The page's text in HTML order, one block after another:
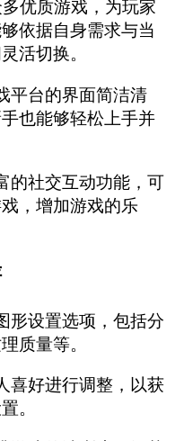
优质游戏，为玩家
依据自身需求与当
活切换。
平台的界面简洁清
也能够轻松上手并
的社交互动功能，可
，增加游戏的乐
形设置选项，包括分
质量等。
喜好进行调整，以获
。